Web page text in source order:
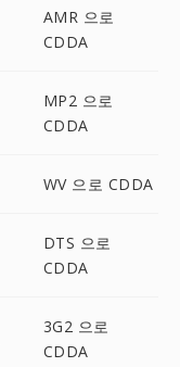
AMR 으로
CDDA
MP2 으로
CDDA
WV 으로 CDDA
DTS 으로
CDDA
3G2 으로
CDDA